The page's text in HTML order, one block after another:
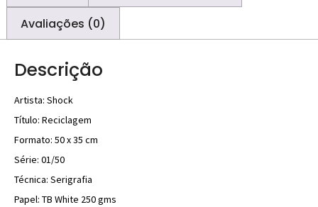
Avaliações (0)
Descrição
Artista: Shock
Título: Reciclagem
Formato: 50 x 35 cm
Série: 01/50
Técnica: Serigrafia
Papel: TB White 250 gms